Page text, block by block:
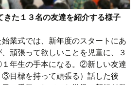
きた１３名の友達を紹介する様子
業式では、新年度のスタートにあ
頑張って欲しいことを児童に、３
年生の手本になる。②新しい友達
③目標を持って頑張る）話した後